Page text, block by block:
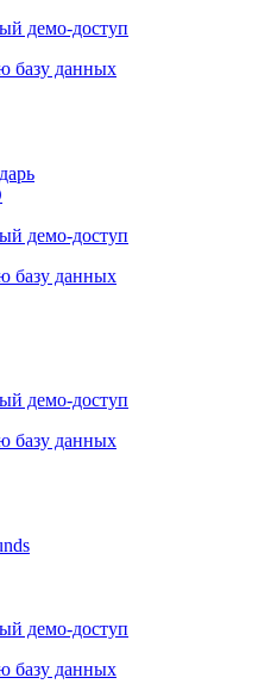
демо-доступ
базу данных
демо-доступ
базу данных
демо-доступ
базу данных
демо-доступ
базу данных